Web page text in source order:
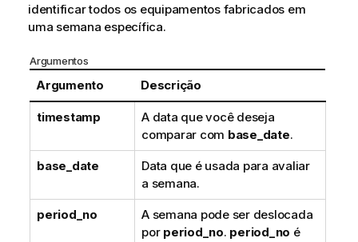
identificar todos os equipamentos fabricados em
uma semana específica.
Argumentos
Argumento Descrição
timestamp
A data que você deseja
comparar com base_date.
base_date
Data que é usada para avaliar
a semana.
period_no
A semana pode ser deslocada
por period_no. period_no é